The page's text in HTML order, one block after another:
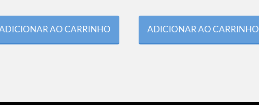
AO CARRINHO ADICIONAR AO CARRINHO